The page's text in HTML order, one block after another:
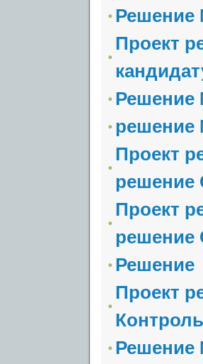
Решение
Проект
Решение
решение
Проект
решение
Проект
решение
Решение
Проект
Решение